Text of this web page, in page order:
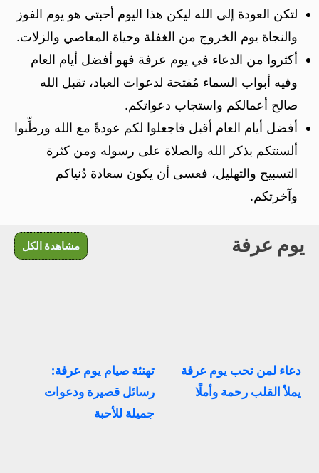
لتكن العودة إلى الله ليكن هذا اليوم أحبتي هو يوم الفوز
والنجاة يوم الخروج من الغفلة وحياة المعاصي والزلات.
أكثروا من الدعاء في يوم عرفة فهو أفضل أيام العام
وفيه أبواب السماء مُفتحة لدعوات العباد، تقبل الله
صالح أعمالكم واستجاب دعواتكم.
أفضل أيام العام أقبل فاجعلوا لكم عودةً مع الله ورطِّبوا
ألسنتكم بذكر الله والصلاة على رسوله ومن كثرة
التسبيح والتهليل، فعسى أن يكون سعادة دُنياكم
وآخرتكم.
يوم عرفة مشاهدة الكل
دعاء لمن تحب يوم عرفة
يملأ القلب رحمة وأملًا
تهنئة صيام يوم عرفة:
رسائل قصيرة ودعوات
جميلة للأحبة